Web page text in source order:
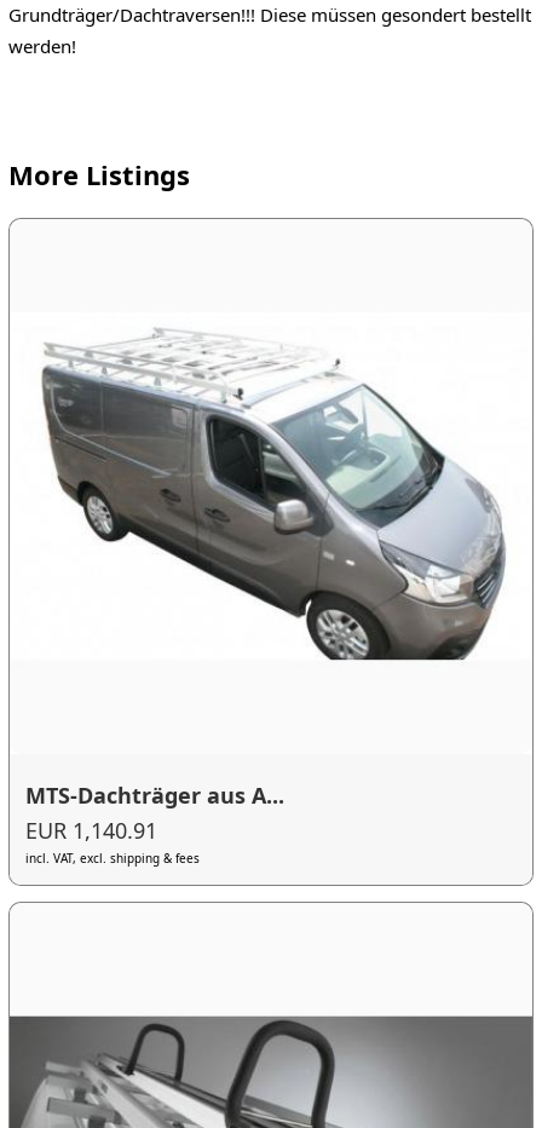
Grundträger/Dachtraversen!!! Diese müssen gesondert bestellt
werden!
More Listings
MTS-Dachträger aus A...
EUR 1,140.91
incl. VAT, excl. shipping & fees